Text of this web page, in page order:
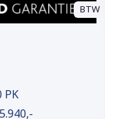
BTW
PK